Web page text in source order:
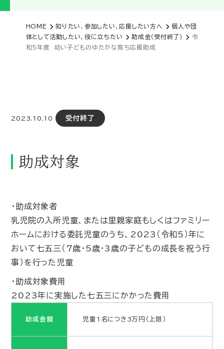
HOME 知りたい、参加したい、応援したい方へ
個人や団
体として活動したい、役に立ちたい
助成金（受付終了）
令
和５年度 幼い子どものゆたかな育ち応援助成
2023.10.10 受付終了
助成対象
・助成対象者
乳児院の入所児童、または里親家庭もしくはファミリー
ホームにおける委託児童のうち、2023（令和5）年に
おいて七五三（7歳・5歳・3歳の子どもの成長を祝う行
事）を行った児童
・助成対象費用
2023年に実施した七五三にかかった費用
助成金額 児童1名につき3万円（上限）